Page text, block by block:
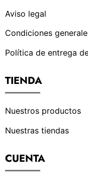
Aviso legal
Condiciones
Política de entrega
TIENDA
Nuestros productos
Nuestras tiendas
CUENTA